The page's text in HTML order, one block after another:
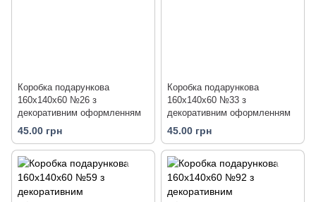
Коробка подарункова
160х140х60 №26 з
декоративним оформленням
45.00 грн
Коробка подарункова
160х140х60 №33 з
декоративним оформленням
45.00 грн